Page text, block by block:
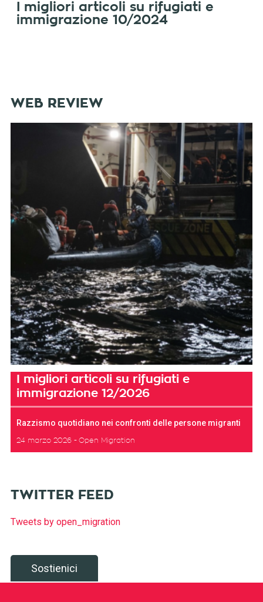
I migliori articoli su rifugiati e
immigrazione 10/2024
WEB REVIEW
I migliori articoli su rifugiati e
immigrazione 12/2026
Razzismo quotidiano nei confronti delle persone migranti
24 marzo 2026 Open Migration
TWITTER FEED
Tweets by open_migration
Sostienici